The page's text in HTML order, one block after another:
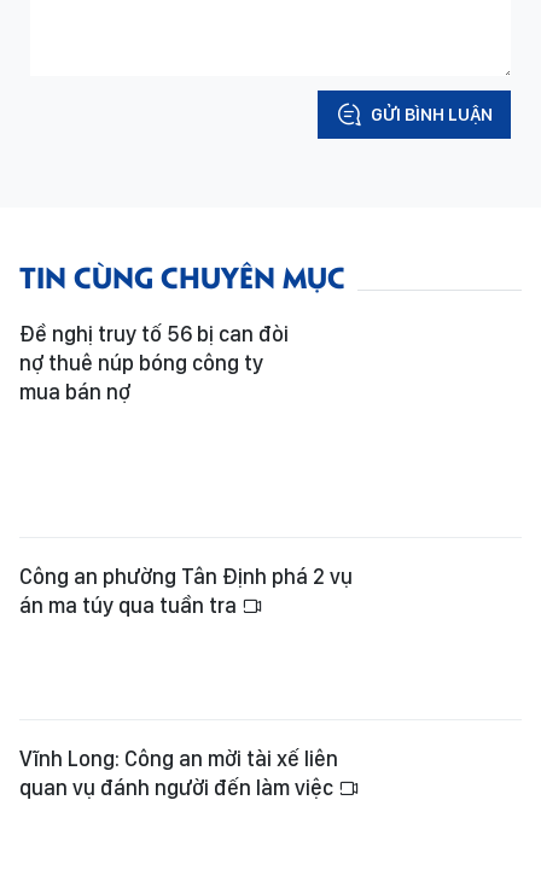
GỬI BÌNH LUẬN
TIN CÙNG CHUYÊN MỤC
Đề nghị truy tố 56 bị can đòi
nợ thuê núp bóng công ty
mua bán nợ
Công an phường Tân Định phá 2 vụ
án ma túy qua tuần tra
Vĩnh Long: Công an mời tài xế liên
quan vụ đánh người đến làm việc